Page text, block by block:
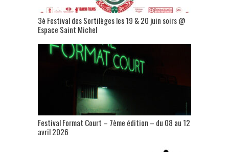
3è Festival des Sortilèges les 19 & 20 juin soirs @
Espace Saint Michel
Festival Format Court – 7ème édition – du 08 au 12
avril 2026